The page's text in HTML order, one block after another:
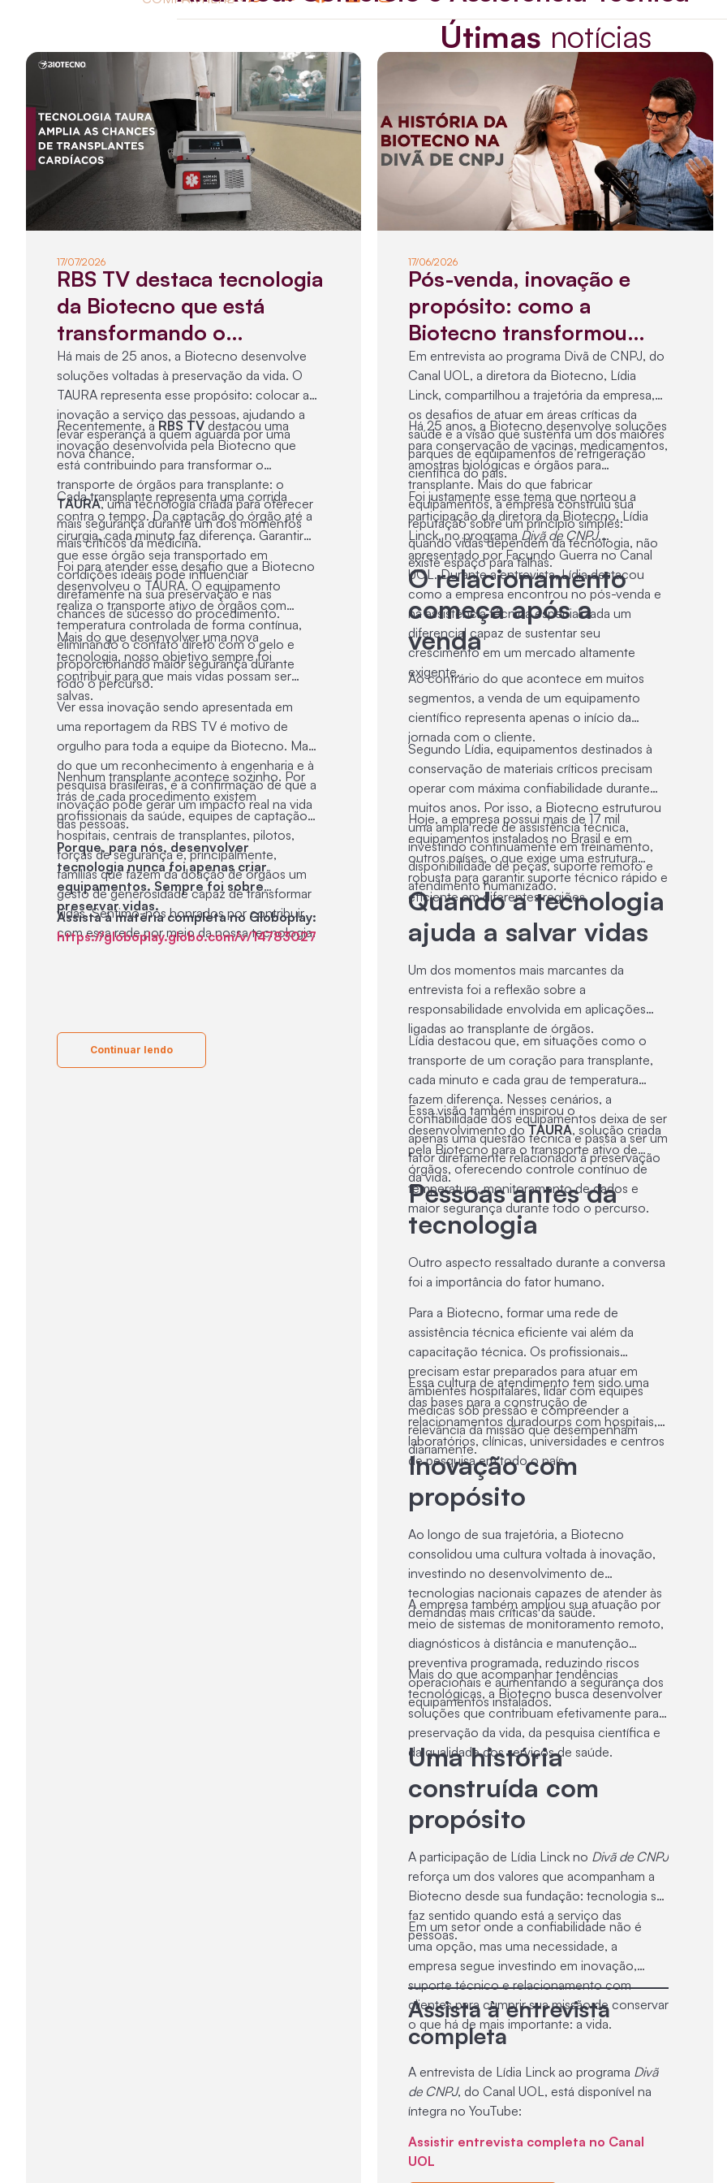
Útimas notícias
17/07/2026
RBS TV destaca tecnologia
da Biotecno que está
transformando o
transporte de órgãos e
levando esperança a
pacientes que aguardam
por um transplante
Há mais de 25 anos, a Biotecno desenvolve
soluções voltadas à preservação da vida. O
TAURA representa esse propósito: colocar a
inovação a serviço das pessoas, ajudando a
levar esperança a quem aguarda por uma
nova chance.
Recentemente, a RBS TV destacou uma
inovação desenvolvida pela Biotecno que
está contribuindo para transformar o
transporte de órgãos para transplante: o
TAURA, uma tecnologia criada para oferecer
mais segurança durante um dos momentos
mais críticos da medicina.
Cada transplante representa uma corrida
contra o tempo. Da captação do órgão até a
cirurgia, cada minuto faz diferença. Garantir
que esse órgão seja transportado em
condições ideais pode influenciar
diretamente na sua preservação e nas
chances de sucesso do procedimento.
Foi para atender esse desafio que a Biotecno
desenvolveu o TAURA. O equipamento
realiza o transporte ativo de órgãos com
temperatura controlada de forma contínua,
eliminando o contato direto com o gelo e
proporcionando maior segurança durante
todo o percurso.
Mais do que desenvolver uma nova
tecnologia, nosso objetivo sempre foi
contribuir para que mais vidas possam ser
salvas.
Ver essa inovação sendo apresentada em
uma reportagem da RBS TV é motivo de
orgulho para toda a equipe da Biotecno. Mais
do que um reconhecimento à engenharia e à
pesquisa brasileiras, é a confirmação de que a
inovação pode gerar um impacto real na vida
das pessoas.
Nenhum transplante acontece sozinho. Por
trás de cada procedimento existem
profissionais da saúde, equipes de captação,
hospitais, centrais de transplantes, pilotos,
forças de segurança e, principalmente,
famílias que fazem da doação de órgãos um
gesto de generosidade capaz de transformar
vidas. Sentimo-nos honrados por contribuir
com essa rede por meio da nossa tecnologia.
Porque, para nós, desenvolver
tecnologia nunca foi apenas criar
equipamentos. Sempre foi sobre
preservar vidas.
Assista à matéria completa no Globoplay:
https://globoplay.globo.com/v/14783027
Continuar lendo
17/06/2026
Pós-venda, inovação e
propósito: como a
Biotecno transformou
confiança em diferencial
competitivo
Em entrevista ao programa Divã de CNPJ, do
Canal UOL, a diretora da Biotecno, Lídia
Linck, compartilhou a trajetória da empresa,
os desafios de atuar em áreas críticas da
saúde e a visão que sustenta um dos maiores
parques de equipamentos de refrigeração
científica do país.
Há 25 anos, a Biotecno desenvolve soluções
para conservação de vacinas, medicamentos,
amostras biológicas e órgãos para
transplante. Mais do que fabricar
equipamentos, a empresa construiu sua
reputação sobre um princípio simples:
quando vidas dependem da tecnologia, não
existe espaço para falhas.
Foi justamente esse tema que norteou a
participação da diretora da Biotecno, Lídia
Linck, no programa Divã de CNPJ,
apresentado por Facundo Guerra no Canal
UOL. Durante a entrevista, Lídia destacou
como a empresa encontrou no pós-venda e
na assistência técnica especializada um
diferencial capaz de sustentar seu
crescimento em um mercado altamente
exigente.
O relacionamento
começa após a
venda
Ao contrário do que acontece em muitos
segmentos, a venda de um equipamento
científico representa apenas o início da
jornada com o cliente.
Segundo Lídia, equipamentos destinados à
conservação de materiais críticos precisam
operar com máxima confiabilidade durante
muitos anos. Por isso, a Biotecno estruturou
uma ampla rede de assistência técnica,
investindo continuamente em treinamento,
disponibilidade de peças, suporte remoto e
atendimento humanizado.
Hoje, a empresa possui mais de 17 mil
equipamentos instalados no Brasil e em
outros países, o que exige uma estrutura
robusta para garantir suporte técnico rápido e
eficiente em diferentes regiões.
Quando a tecnologia
ajuda a salvar vidas
Um dos momentos mais marcantes da
entrevista foi a reflexão sobre a
responsabilidade envolvida em aplicações
ligadas ao transplante de órgãos.
Lídia destacou que, em situações como o
transporte de um coração para transplante,
cada minuto e cada grau de temperatura
fazem diferença. Nesses cenários, a
confiabilidade dos equipamentos deixa de ser
apenas uma questão técnica e passa a ser um
fator diretamente relacionado à preservação
da vida.
Essa visão também inspirou o
desenvolvimento doTAURA, solução criada
pela Biotecno para o transporte ativo de
órgãos, oferecendo controle contínuo de
temperatura, monitoramento de dados e
maior segurança durante todo o percurso.
Pessoas antes da
tecnologia
Outro aspecto ressaltado durante a conversa
foi a importância do fator humano.
Para a Biotecno, formar uma rede de
assistência técnica eficiente vai além da
capacitação técnica. Os profissionais
precisam estar preparados para atuar em
ambientes hospitalares, lidar com equipes
médicas sob pressão e compreender a
relevância da missão que desempenham
diariamente.
Essa cultura de atendimento tem sido uma
das bases para a construção de
relacionamentos duradouros com hospitais,
laboratórios, clínicas, universidades e centros
de pesquisa em todo o país.
Inovação com
propósito
Ao longo de sua trajetória, a Biotecno
consolidou uma cultura voltada à inovação,
investindo no desenvolvimento de
tecnologias nacionais capazes de atender às
demandas mais críticas da saúde.
A empresa também ampliou sua atuação por
meio de sistemas de monitoramento remoto,
diagnósticos à distância e manutenção
preventiva programada, reduzindo riscos
operacionais e aumentando a segurança dos
equipamentos instalados.
Mais do que acompanhar tendências
tecnológicas, a Biotecno busca desenvolver
soluções que contribuam efetivamente para a
preservação da vida, da pesquisa científica e
da qualidade dos serviços de saúde.
Uma história
construída com
propósito
A participação de Lídia Linck no Divã de CNPJ
reforça um dos valores que acompanham a
Biotecno desde sua fundação: tecnologia só
faz sentido quando está a serviço das
pessoas.
Em um setor onde a confiabilidade não é
uma opção, mas uma necessidade, a
empresa segue investindo em inovação,
suporte técnico e relacionamento com
clientes para cumprir sua missão de conservar
o que há de mais importante: a vida.
Assista à entrevista
completa
A entrevista de Lídia Linck ao programa Divã
de CNPJ, do Canal UOL, está disponível na
íntegra no YouTube:
Assistir entrevista completa no Canal
UOL